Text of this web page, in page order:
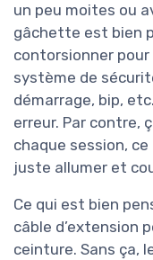
un peu moites ou
gâchette est bien
contorsionner
système de
démarrage, bip,
erreur. Par contre,
chaque session,
juste allumer et
Ce qui est bien
câble d’extension
ceinture. Sans ça,